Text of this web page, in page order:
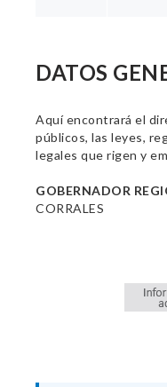
DATOS
Aquí encontrará el
públicos, las leyes,
legales que rigen y
GOBERNADOR
CORRALES